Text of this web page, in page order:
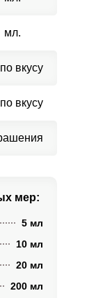
мл.
по вкусу
по вкусу
мер:
5 мл
10 мл
20 мл
200 мл